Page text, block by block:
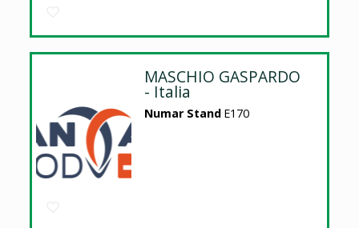
MASCHIO GASPARDO
- Italia
Numar Stand E170